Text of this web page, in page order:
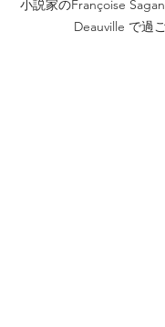
小説家のFrançoise
Deauville で過